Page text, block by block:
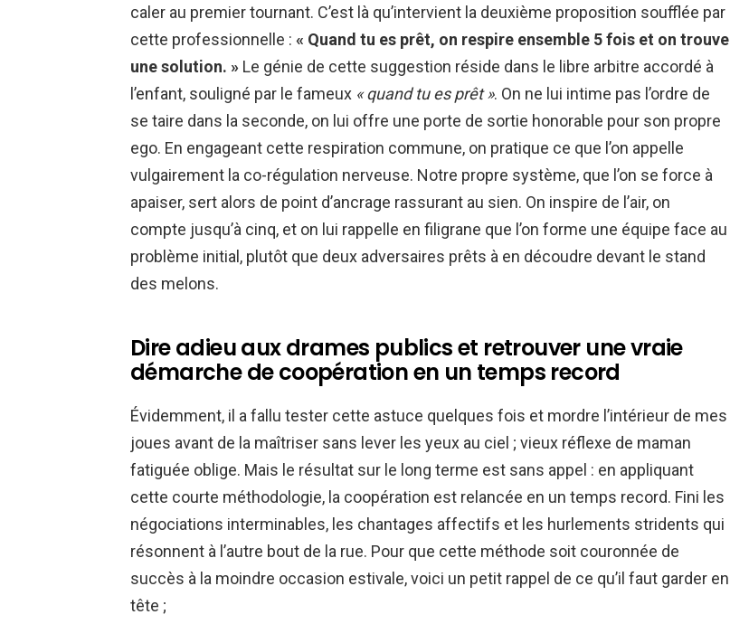
caler au premier tournant. C’est là qu’intervient la deuxième proposition soufflée par
cette professionnelle : « Quand tu es prêt, on respire ensemble 5 fois et on trouve
une solution. » Le génie de cette suggestion réside dans le libre arbitre accordé à
l’enfant, souligné par le fameux « quand tu es prêt ». On ne lui intime pas l’ordre de
se taire dans la seconde, on lui offre une porte de sortie honorable pour son propre
ego. En engageant cette respiration commune, on pratique ce que l’on appelle
vulgairement la co-régulation nerveuse. Notre propre système, que l’on se force à
apaiser, sert alors de point d’ancrage rassurant au sien. On inspire de l’air, on
compte jusqu’à cinq, et on lui rappelle en filigrane que l’on forme une équipe face au
problème initial, plutôt que deux adversaires prêts à en découdre devant le stand
des melons.
Dire adieu aux drames publics et retrouver une vraie
démarche de coopération en un temps record
Évidemment, il a fallu tester cette astuce quelques fois et mordre l’intérieur de mes
joues avant de la maîtriser sans lever les yeux au ciel ; vieux réflexe de maman
fatiguée oblige. Mais le résultat sur le long terme est sans appel : en appliquant
cette courte méthodologie, la coopération est relancée en un temps record. Fini les
négociations interminables, les chantages affectifs et les hurlements stridents qui
résonnent à l’autre bout de la rue. Pour que cette méthode soit couronnée de
succès à la moindre occasion estivale, voici un petit rappel de ce qu’il faut garder en
tête ;